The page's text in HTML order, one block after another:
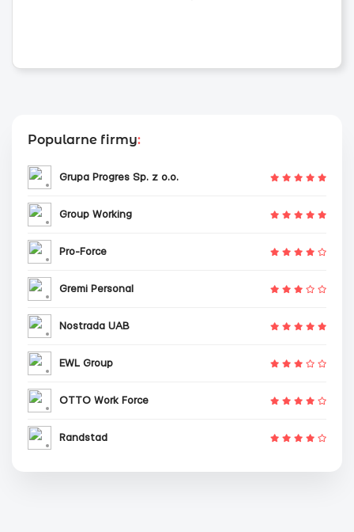
Popularne firmy:
Grupa Progres Sp. z o.o.
Group Working
Pro-Force
Gremi Personal
Nostrada UAB
EWL Group
OTTO Work Force
Randstad